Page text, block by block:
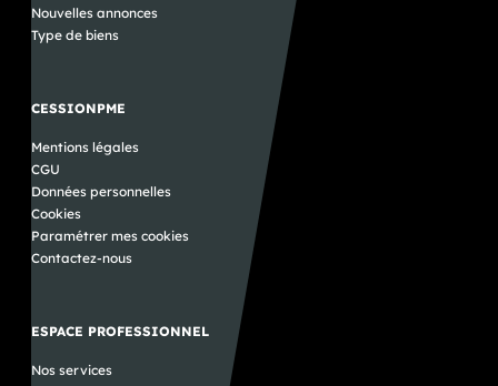
Nouvelles annonces
Type de biens
CESSIONPME
Mentions légales
CGU
Données personnelles
Cookies
Paramétrer mes cookies
Contactez-nous
ESPACE PROFESSIONNEL
Nos services